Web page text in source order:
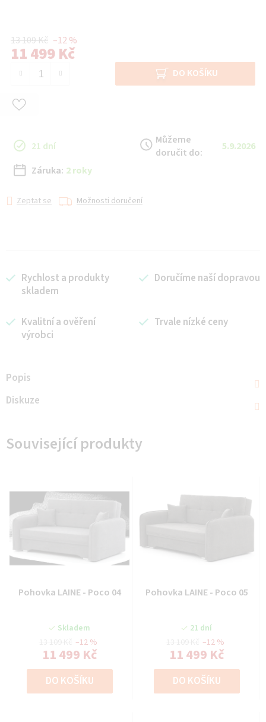
13 109 Kč –12 %
11 499 Kč
DO KOŠÍKU
21 dní
Můžeme
doručit do:
5.9.2026
Záruka: 2 roky
Zeptat se Možnosti doručení
Rychlost a produkty
skladem
Doručíme naší dopravou
Kvalitní a ověření
výrobci
Trvale nízké ceny
Popis
Diskuze
Související produkty
Pohovka LAINE - Poco 04
Skladem
11 499 Kč
–12 %
DO KOŠÍKU
Pohovka LAINE - Poco 05
21 dní
11 499 Kč
–12 %
DO KOŠÍKU